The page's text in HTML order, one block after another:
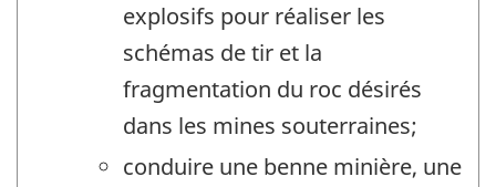
explosifs pour réaliser les
schémas de tir et la
fragmentation du roc désirés
dans les mines souterraines;
conduire une benne minière, une